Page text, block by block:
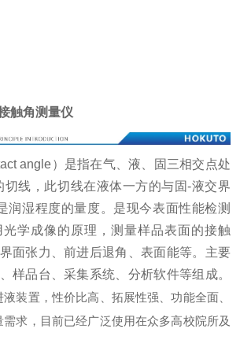
触角测量仪
angle）是指在气、液、固三相交点处
切线，此切线在液体一方的与固-液交界
润湿程度的量度。是现今表面性能检测
学成像的原理，测量样品表面的接触
面张力、前进后退角、表面能等。主要
样品台、采集系统、分析软件等组成。
装置，性价比高、拓展性强、功能全面、
求，目前已经广泛使用在众多高校院所及